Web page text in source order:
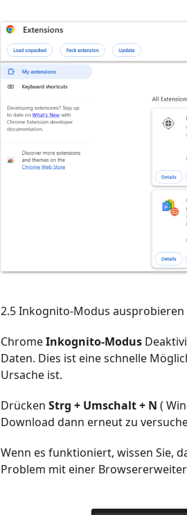
2.5 Inkognito-Modus ausprobieren
ChromeInkognito-Modus
Daten. Dies ist eine schnelle
Ursache ist.
Drücken Strg + Umschalt + N (
Download dann erneut zu
Wenn es funktioniert, wissen Sie,
Problem mit einer